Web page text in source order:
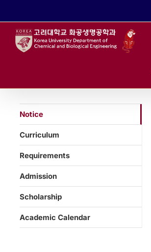
Notice
Curriculum
Requirements
Admission
Scholarship
Academic Calendar